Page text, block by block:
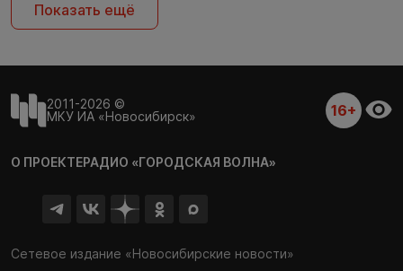
Показать ещё
2011-2026 ©
МКУ ИА «Новосибирск»
16+
О ПРОЕКТЕРАДИО «ГОРОДСКАЯ ВОЛНА»
Сетевое издание «Новосибирские новости»